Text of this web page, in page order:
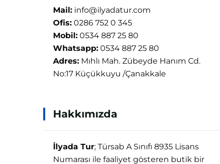
Mail: info@ilyadatur.com
Ofis: 0286 752 0 345
Mobil: 0534 887 25 80
Whatsapp: 0534 887 25 80
Adres: Mıhlı Mah. Zübeyde Hanım Cd.
No:17 Küçükkuyu /Çanakkale
Hakkımızda
İlyada Tur; Türsab A Sınıfı 8935 Lisans
Numarası ile faaliyet gösteren butik bir